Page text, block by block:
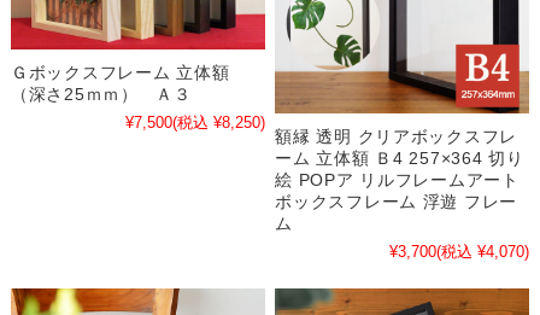
Ｇボックスフレーム 立体額
（深さ25ｍｍ） Ａ３
¥7,500(税込 ¥8,250)
額縁 透明 クリアボックスフレ
ーム 立体額 Ｂ4 257×364 切り
絵 POPア リルフレームアート
ボックスフレーム 浮遊 フレー
ム
¥3,700(税込 ¥4,070)